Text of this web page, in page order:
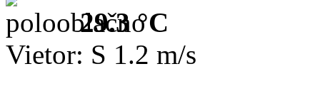
29.3 °C
Vietor: S 1.2 m/s